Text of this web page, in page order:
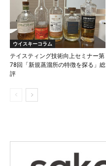
ウイスキーコラム
テイスティング技術向上セミナー第
78回「新規蒸溜所の特徴を探る」総
評